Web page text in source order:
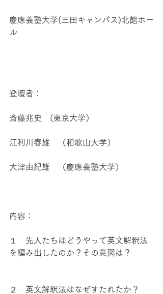
慶應義塾大学(三田キャンパス)北館ホー
ル
登壇者：
斎藤兆史　(東京大学）
江利川春雄　（和歌山大学）
大津由紀雄　（慶應義塾大学）
内容：
１　先人たちはどうやって英文解釈法
を編み出したのか？その意図は？
２　英文解釈法はなぜすたれたか？